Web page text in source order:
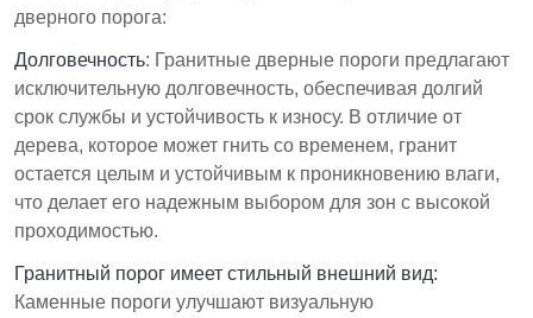
дверного порога:
Долговечность: Гранитные дверные пороги предлагают
исключительную долговечность, обеспечивая долгий
срок службы и устойчивость к износу. В отличие от
дерева, которое может гнить со временем, гранит
остается целым и устойчивым к проникновению влаги,
что делает его надежным выбором для зон с высокой
проходимостью.
Гранитный порог имеет стильный внешний вид:
Каменные пороги улучшают визуальную